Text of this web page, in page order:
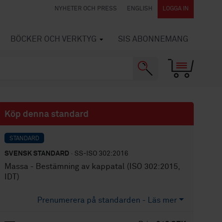
NYHETER OCH PRESS ENGLISH LOGGA IN
BÖCKER OCH VERKTYG SIS ABONNEMANG
Köp denna standard
STANDARD
SVENSK STANDARD · SS-ISO 302:2016
Massa - Bestämning av kappatal (ISO 302:2015,
IDT)
Prenumerera på standarden - Läs mer